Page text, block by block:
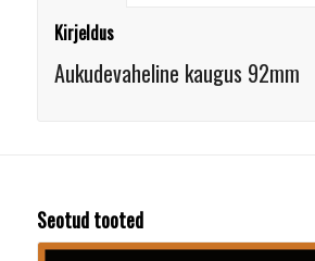
Kirjeldus
Aukudevaheline kaugus 92mm
Seotud tooted